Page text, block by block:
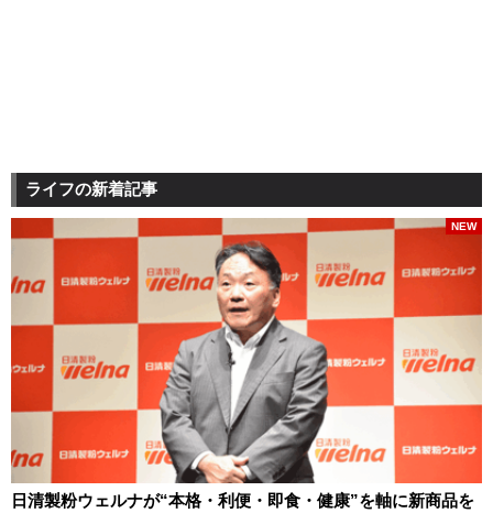
ライフの新着記事
日清製粉ウェルナが“本格・利便・即食・健康”を軸に新商品を
NEW